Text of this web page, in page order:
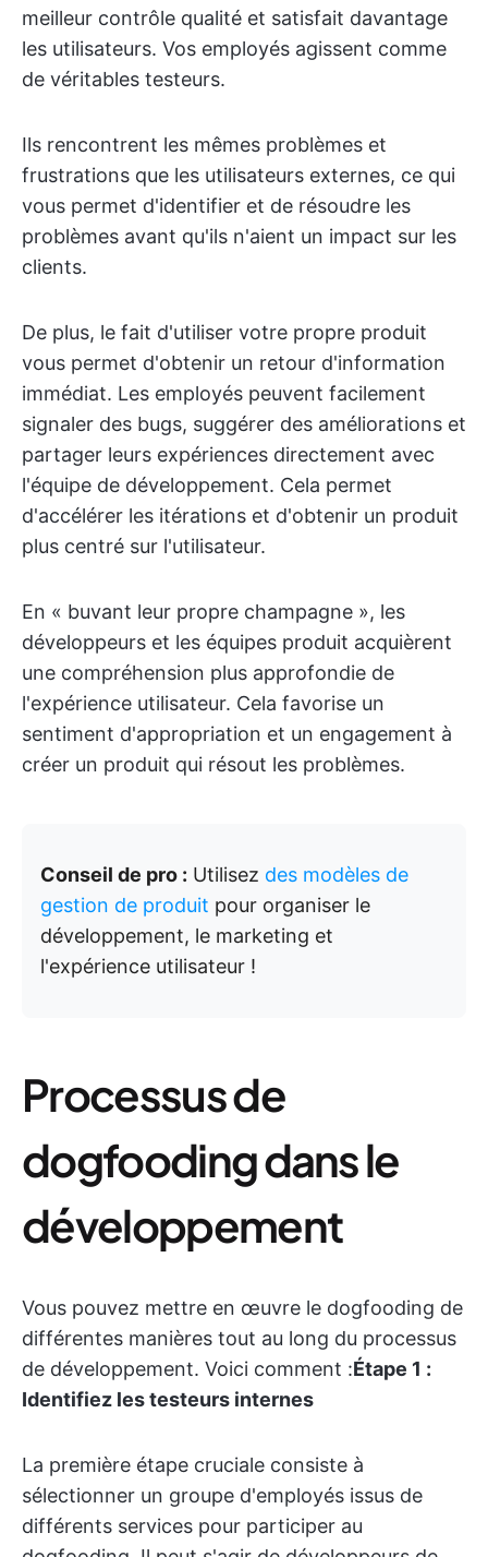
meilleur contrôle qualité et satisfait davantage
les utilisateurs. Vos employés agissent comme
de véritables testeurs.
Ils rencontrent les mêmes problèmes et
frustrations que les utilisateurs externes, ce qui
vous permet d'identifier et de résoudre les
problèmes avant qu'ils n'aient un impact sur les
clients.
De plus, le fait d'utiliser votre propre produit
vous permet d'obtenir un retour d'information
immédiat. Les employés peuvent facilement
signaler des bugs, suggérer des améliorations et
partager leurs expériences directement avec
l'équipe de développement. Cela permet
d'accélérer les itérations et d'obtenir un produit
plus centré sur l'utilisateur.
En « buvant leur propre champagne », les
développeurs et les équipes produit acquièrent
une compréhension plus approfondie de
l'expérience utilisateur. Cela favorise un
sentiment d'appropriation et un engagement à
créer un produit qui résout les problèmes.
Conseil de pro : Utilisez des modèles de
gestion de produit pour organiser le
développement, le marketing et
l'expérience utilisateur !
Processus de
dogfooding dans le
développement
Vous pouvez mettre en œuvre le dogfooding de
différentes manières tout au long du processus
de développement. Voici comment :Étape 1 :
Identifiez les testeurs internes
La première étape cruciale consiste à
sélectionner un groupe d'employés issus de
différents services pour participer au